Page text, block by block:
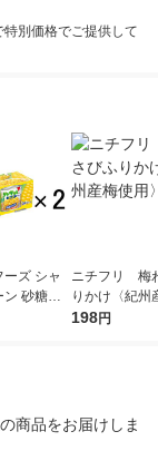
別価格でご提供して
ズ シャ
ン 砂糖不
ク 2セッ
ニチフリ 梅
りかけ〈紀州
用〉 1個
198円
商品をお届けしま